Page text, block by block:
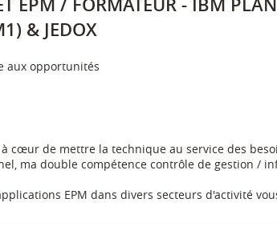
EPM / FORMATEUR - IBM
& JEDOX
aux opportunités
cœur de mettre la technique au service des
ma double compétence contrôle de gestion /
EPM dans divers secteurs d'activité